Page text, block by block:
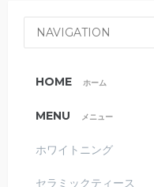
NAVIGATION
HOME ホーム
MENU メニュー
ホワイトニング
セラミックティース